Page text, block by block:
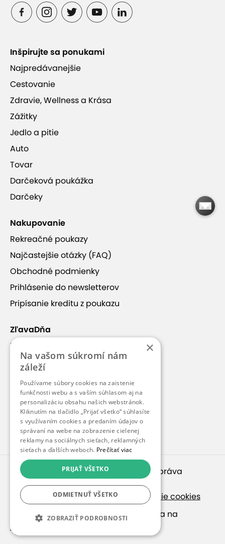
Inšpirujte sa ponukami
Najpredávanejšie
Cestovanie
Zdravie, Wellness a Krása
Zážitky
Jedlo a pitie
Auto
Tovar
Darčeková poukážka
Darčeky
Nakupovanie
Rekreačné poukazy
Najčastejšie otázky (FAQ)
Obchodné podmienky
Prihlásenie do newsletterov
Pripísanie kreditu z poukazu
ZľavaDňa
Náš príbeh
Kontakt
Kariéra
Blog
Pre médiá
Pre partnerov
© 2010 – 2026inspirago s. r. o.
. Všetky práva
vyhradené.
Ochrana osobných údajov|
Nastavenie cookies
Ak hľadáte ponuky v češtine, pozrite sa na
SlevaDne.cz
×
Na vašom súkromí nám
záleží
Používame súbory cookies na zaistenie
funkčnosti webu a s vaším súhlasom aj na
personalizáciu obsahu našich webstránok.
Kliknutím na tlačidlo „Prijať všetko“ súhlasíte
s využívaním cookies a predaním údajov o
správaní na webe na zobrazenie cielenej
reklamy na sociálnych sieťach, reklamných
sieťach a ďalších weboch. Prečítať viac
PRIJAŤ VŠETKO
ODMIETNUŤ VŠETKO
ZOBRAZIŤ PODROBNOSTI